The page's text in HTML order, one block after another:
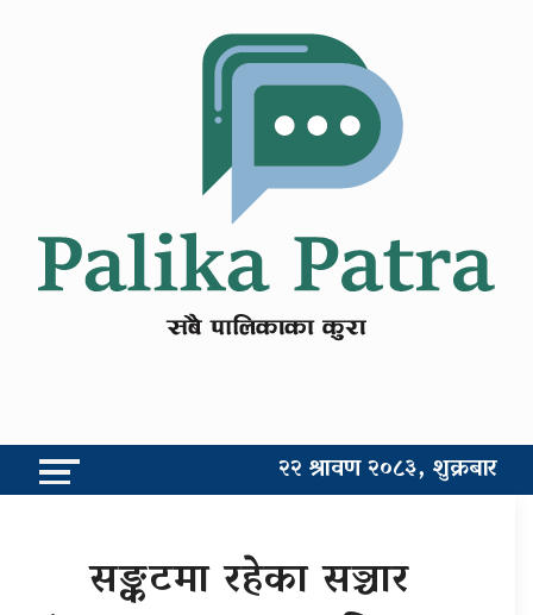
२२ श्रावण २०८३, शुक्रबार
सङ्कटमा रहेका सञ्चार